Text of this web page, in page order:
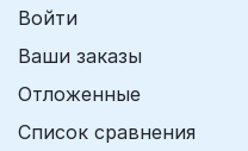
Войти
Ваши заказы
Отложенные
Список сравнения